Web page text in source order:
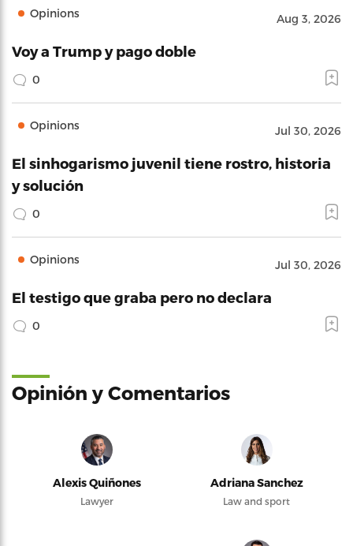
Opinions Aug 3, 2026
Voy a Trump y pago doble
0
Opinions Jul 30, 2026
El sinhogarismo juvenil tiene rostro, historia
y solución
0
Opinions Jul 30, 2026
El testigo que graba pero no declara
0
Opinión y Comentarios
Alexis Quiñones
Lawyer
Adriana Sanchez
Law and sport